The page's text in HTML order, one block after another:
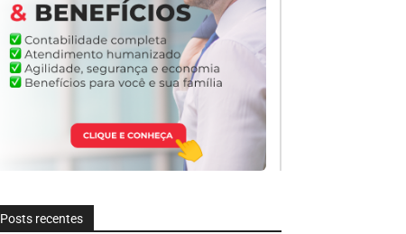
Posts recentes